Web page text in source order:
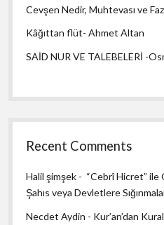
Cevşen Nedir, Muhtevası ve
Kâğıttan flüt- Ahmet Altan
SAİD NUR VE TALEBELERİ -
Recent Comments
Halil şimşek - “Cebrî Hicret” ile
Şahıs veya Devletlere
Necdet Aydin - Kur’an’dan